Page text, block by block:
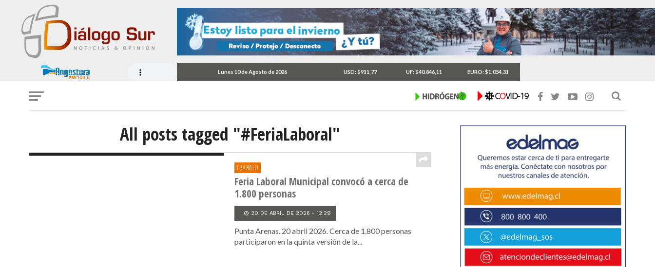
Lunes 10 de Agosto de 2026 USD: $911,77 UF: $40.846,11 EURO: $1.054,31
All posts tagged "#FeriaLaboral"
TRABAJO
Feria Laboral Municipal convocó a cerca de
1.800 personas
20 DE ABRIL DE 2026 - 12:29
Punta Arenas. 20 abril 2026. Cerca de 1.800 personas
participaron en la quinta versión de la...